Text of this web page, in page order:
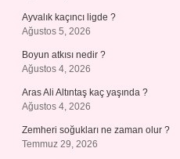
Ayvalık kaçıncı ligde ?
Ağustos 5, 2026
Boyun atkısı nedir ?
Ağustos 4, 2026
Aras Ali Altıntaş kaç yaşında ?
Ağustos 4, 2026
Zemheri soğukları ne zaman olur ?
Temmuz 29, 2026